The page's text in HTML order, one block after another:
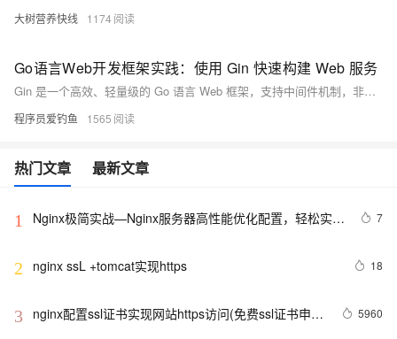
大树营养快线 1174
Go语言Web开发框架实践：使用 Gin 快速构建 Web 服务
Gin 是一个高效、轻量级的 Go 语言 Web 框架，支持中间件机制，非常适合开发 RESTful API。本文从安装到进阶技巧全面解析 Gin 的使用：快速入门示例（Hello Gin）、定义 RESTful 用户服务（增删改查接口实现），以及推荐实践如参数校验、中间件和路由分组等。通过对比标准库 `net/http`，Gin 提供更简洁灵活的开发体验。此外，还推荐了 GORM、Viper、Zap 等配合使用的工具库，助力高效开发。
程序员爱钓鱼 1565
热门文章 最新文章
1
Nginx极简实战—Nginx服务器高性能优化配置，轻松实现
7
2 nginx ssL +tomcat实现https 18
3
nginx配置ssl证书实现网站https访问(免费ssl证书申
5960